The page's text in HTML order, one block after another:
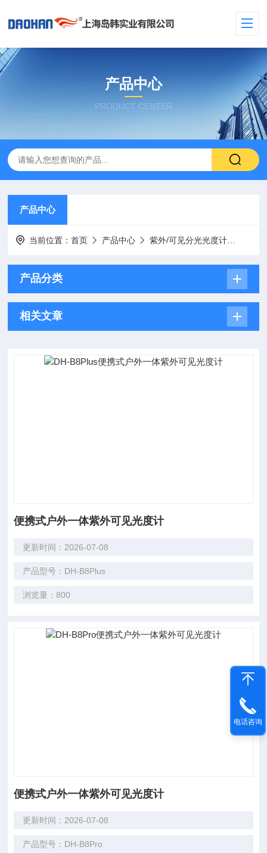
产品中心
PRODUCT CENTER
产品中心
当前位置：首页 产品中心 紫外/可见分光光度计
产品分类
相关文章
便携式户外一体紫外可见光度计
更新时间：2026-07-08
产品型号：DH-B8Plus
浏览量：800
便携式户外一体紫外可见光度计
更新时间：2026-07-08
产品型号：DH-B8Pro
电话咨询